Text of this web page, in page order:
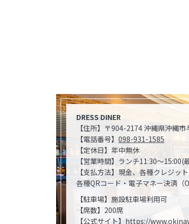
DRESS DINER
【住所】〒904-2174 沖縄県沖縄
【電話番号】 098-931-1585
【定休日】年中無休
【営業時間】ランチ11:30～
【支払方法】現金、各種クレジッ
各種QRコード・電子マネー決済（
【駐車場】施設駐車場利用可
【席数】200席
【公式サイト】 https://